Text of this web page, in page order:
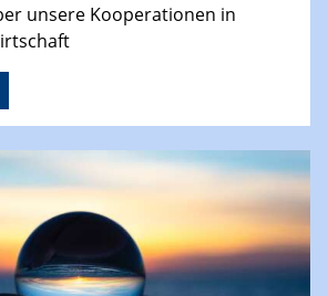
unsere Kooperationen in